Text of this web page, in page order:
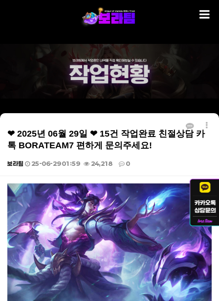
❤ 2025년 06월 29일 ❤ 15건 작업완료 친절상담 카
톡 BORATEAM7 편하게 문의주세요!
보라팀 25-06-29 01:59 24,218 0
본문